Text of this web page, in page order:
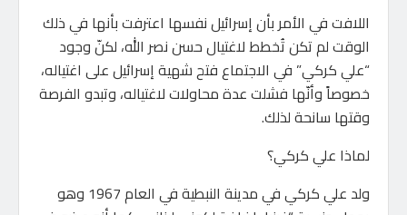
اللافت في الأمر بأن إسرائيل نفسها اعترفت بأنها في ذلك
الوقت لم تكن تُخطط لاغتيال حسن نصر الله، لكنّ وجود
“علي كركي” في الاجتماع فتح شهية إسرائيل على اغتياله،
خصوصاً وأنّها فشلت عدة محاولات لاغتياله، وتبدو الفرصة
وقتها سانحة لذلك.
لماذا علي كركي؟
ولد علي كركي في مدينة النبطية في العام 1967 وهو